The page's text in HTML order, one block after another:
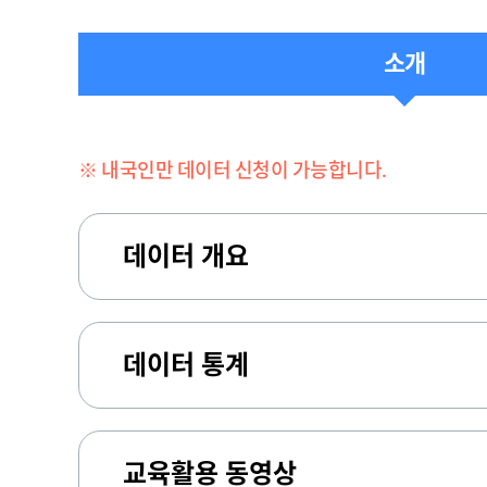
소개
※ 내국인만 데이터 신청이 가능합니다.
데이터 개요
데이터 통계
교육활용 동영상